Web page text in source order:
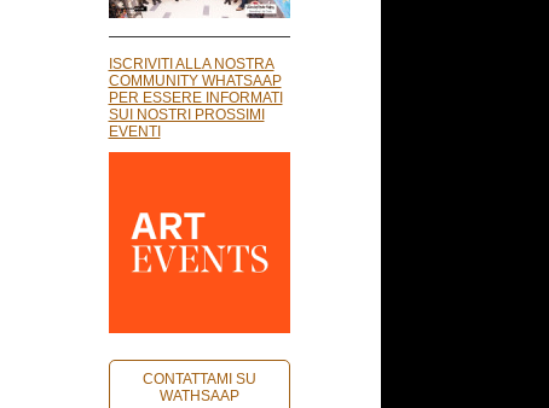
ISCRIVITI ALLA NOSTRA
COMMUNITY WHATSAAP
PER ESSERE INFORMATI
SUI NOSTRI PROSSIMI
EVENTI
CONTATTAMI SU
WATHSAAP